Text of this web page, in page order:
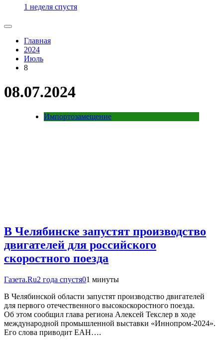
1 неделя спустя
Главная
2024
Июль
8
08.07.2024
Импортозамещение
В Челябинске запустят производство
двигателей для российского
скоростного поезда
Газета.Ru2 года спустя01 минуты
В Челябинской области запустят производство двигателей
для первого отечественного высокоскоростного поезда.
Об этом сообщил глава региона Алексей Текслер в ходе
международной промышленной выставки «Иннопром-2024».
Его слова приводит ЕАН….